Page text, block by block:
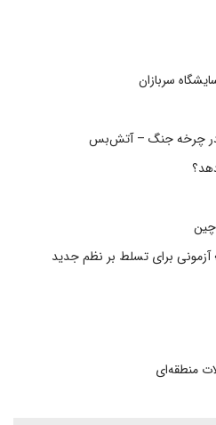
سربازان
در چرخه جنگ – آتش‌بس
چین
آزمونی برای تسلط بر نظم جدید
منطقه‌ای